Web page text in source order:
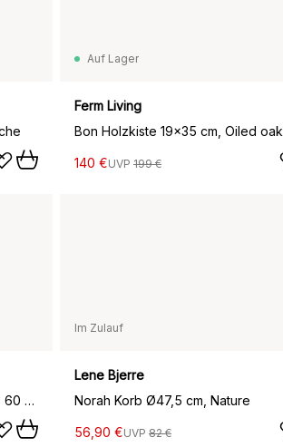
Auf Lager
Ferm Living
Bon Holzkiste 19x35 cm, Oiled oak
140 €UVP 199 €
Deckel für Aufbewahrungsbox 28 x 60 cm, Smoked oak
Im Zulauf
Lene Bjerre
Norah Korb Ø47,5 cm, Nature
56,90 €UVP 82 €